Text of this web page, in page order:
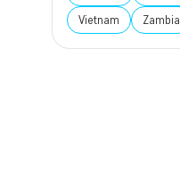
Vietnam Zambia